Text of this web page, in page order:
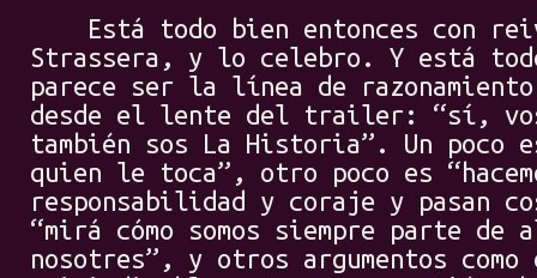
Está todo bien entonces con
Strassera, y lo celebro. Y está
parece ser la línea de
desde el lente del trailer: “sí,
también sos La Historia”. Un
quien le toca”, otro poco es
responsabilidad y coraje y pasan
“mirá cómo somos siempre parte de
nosotres”, y otros argumentos